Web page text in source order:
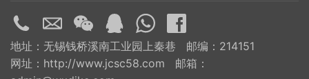
地址：无锡钱桥溪南工业园上秦巷 邮编：214151
网址：http://www.jcsc58.com 邮箱：